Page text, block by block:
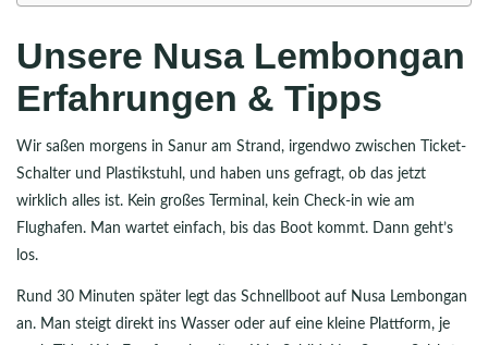
Unsere Nusa Lembongan
Erfahrungen & Tipps
Wir saßen morgens in Sanur am Strand, irgendwo zwischen Ticket-
Schalter und Plastikstuhl, und haben uns gefragt, ob das jetzt
wirklich alles ist. Kein großes Terminal, kein Check-in wie am
Flughafen. Man wartet einfach, bis das Boot kommt. Dann geht’s
los.
Rund 30 Minuten später legt das Schnellboot auf Nusa Lembongan
an. Man steigt direkt ins Wasser oder auf eine kleine Plattform, je